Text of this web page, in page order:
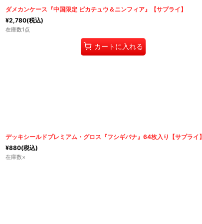
ダメカンケース『中国限定 ピカチュウ＆ニンフィア』【サプライ】
¥2,780(税込)
在庫数1点
カートに入れる
デッキシールドプレミアム・グロス『フシギバナ』64枚入り【サプライ】
¥880(税込)
在庫数×